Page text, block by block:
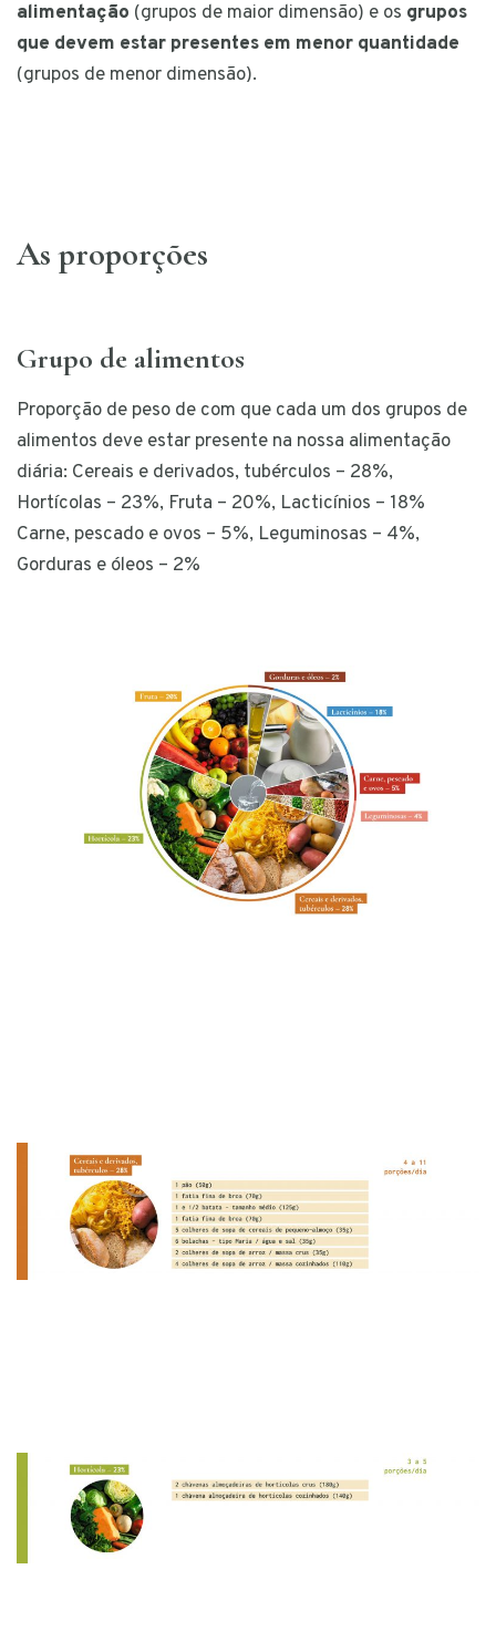
alimentação (grupos de maior dimensão) e os grupos
que devem estar presentes em menor quantidade
(grupos de menor dimensão).
As proporções
Grupo de alimentos
Proporção de peso de com que cada um dos grupos de
alimentos deve estar presente na nossa alimentação
diária: Cereais e derivados, tubérculos – 28%,
Hortícolas – 23%, Fruta – 20%, Lacticínios – 18%
Carne, pescado e ovos – 5%, Leguminosas – 4%,
Gorduras e óleos – 2%